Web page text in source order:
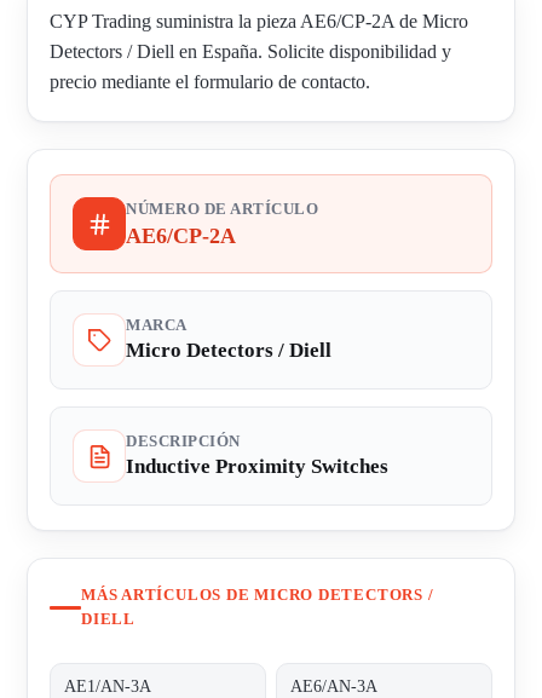
CYP Trading suministra la pieza AE6/CP-2A de Micro
Detectors / Diell en España. Solicite disponibilidad y
precio mediante el formulario de contacto.
NÚMERO DE ARTÍCULO
AE6/CP-2A
MARCA
Micro Detectors / Diell
DESCRIPCIÓN
Inductive Proximity Switches
MÁS ARTÍCULOS DE MICRO DETECTORS /
DIELL
AE1/AN-3A AE6/AN-3A